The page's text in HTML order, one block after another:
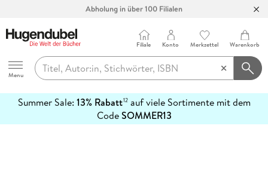
Abholung in über 100 Filialen
Hugendubel
Menu
Filiale Konto Merkzettel Warenkorb
Summer Sale: 13% Rabatt12auf viele Sortimente mit dem
CodeSOMMER13
erfahren